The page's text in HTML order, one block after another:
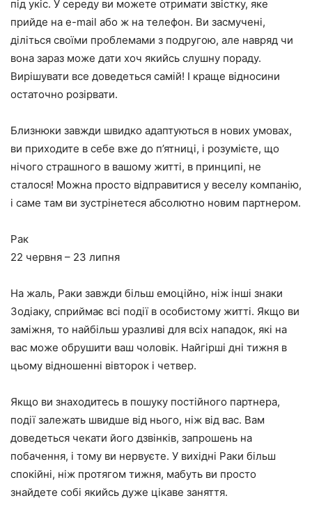
під укіс. У середу ви можете отримати звістку, яке
прийде на e-mail або ж на телефон. Ви засмучені,
діліться своїми проблемами з подругою, але навряд чи
вона зараз може дати хоч якийсь слушну пораду.
Вирішувати все доведеться самій! І краще відносини
остаточно розірвати.
Близнюки завжди швидко адаптуються в нових умовах,
ви приходите в себе вже до п’ятниці, і розумієте, що
нічого страшного в вашому житті, в принципі, не
сталося! Можна просто відправитися у веселу компанію,
і саме там ви зустрінетеся абсолютно новим партнером.
Рак
22 червня – 23 липня
На жаль, Раки завжди більш емоційно, ніж інші знаки
Зодіаку, сприймає всі події в особистому житті. Якщо ви
заміжня, то найбільш уразливі для всіх нападок, які на
вас може обрушити ваш чоловік. Найгірші дні тижня в
цьому відношенні вівторок і четвер.
Якщо ви знаходитесь в пошуку постійного партнера,
події залежать швидше від нього, ніж від вас. Вам
доведеться чекати його дзвінків, запрошень на
побачення, і тому ви нервуєте. У вихідні Раки більш
спокійні, ніж протягом тижня, мабуть ви просто
знайдете собі якийсь дуже цікаве заняття.